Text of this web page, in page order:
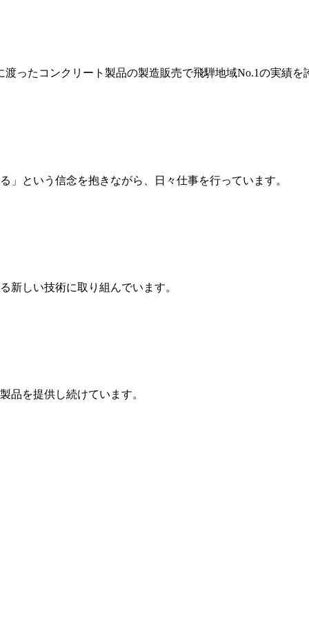
ったコンクリート製品の製造販売で飛騨地域No.1の実績を
という信念を抱きながら、日々仕事を行っています。
新しい技術に取り組んでいます。
品を提供し続けています。